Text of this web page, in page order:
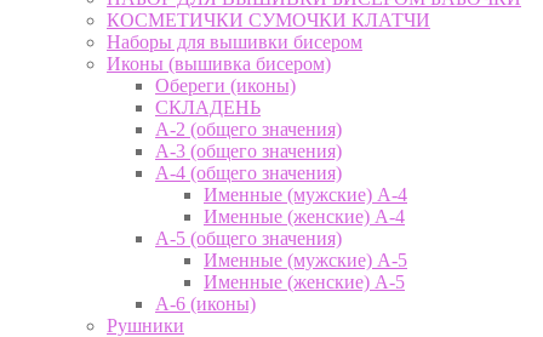
КОСМЕТИЧКИ СУМОЧКИ КЛАТЧИ
Наборы для вышивки бисером
Иконы (вышивка бисером)
Обереги (иконы)
СКЛАДЕНЬ
А-2 (общего значения)
А-3 (общего значения)
А-4 (общего значения)
Именные (мужские) А-4
Именные (женские) А-4
А-5 (общего значения)
Именные (мужские) А-5
Именные (женские) А-5
А-6 (иконы)
Рушники